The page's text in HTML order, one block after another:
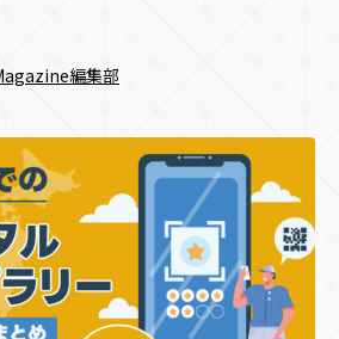
能 CRM機能 AI機能
ン機能 決済機能
マーケティングデータ取得
編集部